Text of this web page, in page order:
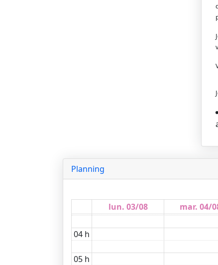
Planning
lun. 03/08 mar. 04/
01 h
04 h
05 h